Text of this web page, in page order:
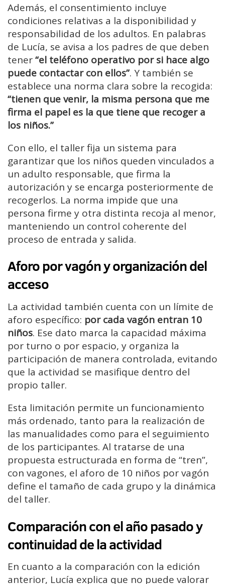
Además, el consentimiento incluye
condiciones relativas a la disponibilidad y
responsabilidad de los adultos. En palabras
de Lucía, se avisa a los padres de que deben
tener“el teléfono operativo por si hace algo
puede contactar con ellos”. Y también se
establece una norma clara sobre la recogida:
“tienen que venir, la misma persona que me
firma el papel es la que tiene que recoger a
los niños.”
Con ello, el taller fija un sistema para
garantizar que los niños queden vinculados a
un adulto responsable, que firma la
autorización y se encarga posteriormente de
recogerlos. La norma impide que una
persona firme y otra distinta recoja al menor,
manteniendo un control coherente del
proceso de entrada y salida.
Aforo por vagón y organización del
acceso
La actividad también cuenta con un límite de
aforo específico: por cada vagón entran 10
niños. Ese dato marca la capacidad máxima
por turno o por espacio, y organiza la
participación de manera controlada, evitando
que la actividad se masifique dentro del
propio taller.
Esta limitación permite un funcionamiento
más ordenado, tanto para la realización de
las manualidades como para el seguimiento
de los participantes. Al tratarse de una
propuesta estructurada en forma de “tren”,
con vagones, el aforo de 10 niños por vagón
define el tamaño de cada grupo y la dinámica
del taller.
Comparación con el año pasado y
continuidad de la actividad
En cuanto a la comparación con la edición
anterior, Lucía explica que no puede valorar